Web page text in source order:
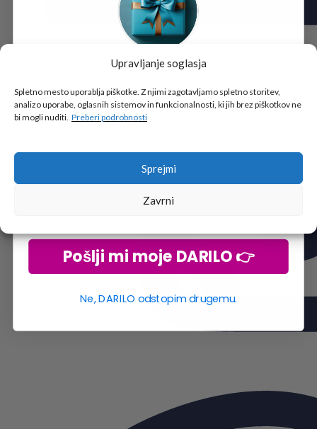
Upravljanje soglasja
Spletno mesto uporablja piškotke. Z njimi zagotavljamo spletno storitev,
analizo uporabe, oglasnih sistemov in funkcionalnosti, ki jih brez piškotkov ne
bi mogli nuditi. Preberi podrobnosti
Sprejmi
Zavrni
Tukaj je!
🎁 DARILO
Vpiši podatke za prejem darila
Pošlji mi moje DARILO 👉
Ne, DARILO odstopim drugemu.